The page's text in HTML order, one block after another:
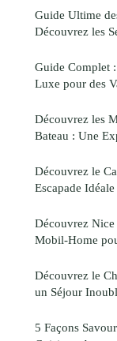
Guide Ultime
Découvrez les
Guide Complet
Luxe pour des
Découvrez les
Bateau : Une
Découvrez le
Escapade
Découvrez
Mobil-Home
Découvrez le
un Séjour
5 Façons